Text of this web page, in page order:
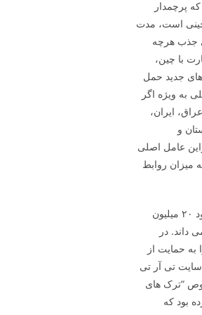
پرچمدار
چینی است، مدت
جذب هرچه
با چین،
جدید حمل
به ویژه اگر
ایران،
و
عامل اصلی
میزان روابط
ملاحظات دوم مربوط به گرایش­ های قوم­ گرایانه ترکیه است به عنوان مثال حدود ۲۰ میلیون
داند. در
به حمایت از
سایت تی آر تی
خصوص “ترک های
بود که